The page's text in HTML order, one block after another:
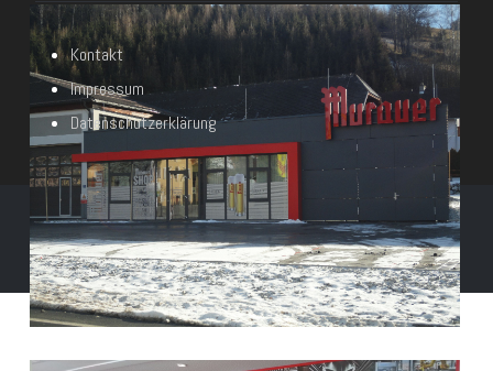
Kontakt
Impressum
Datenschutzerklärung
© Architekt DI Heimo Wieser & Partner 2026
Powered bymawo-it.at e.U.